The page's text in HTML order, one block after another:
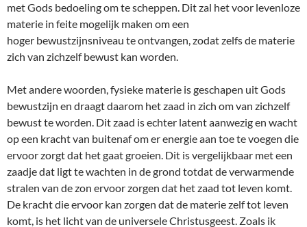
met Gods bedoeling om te scheppen. Dit zal het voor levenloze
materie in feite mogelijk maken om een
hoger bewustzijnsniveau te ontvangen, zodat zelfs de materie
zich van zichzelf bewust kan worden.
Met andere woorden, fysieke materie is geschapen uit Gods
bewustzijn en draagt daarom het zaad in zich om van zichzelf
bewust te worden. Dit zaad is echter latent aanwezig en wacht
op een kracht van buitenaf om er energie aan toe te voegen die
ervoor zorgt dat het gaat groeien. Dit is vergelijkbaar met een
zaadje dat ligt te wachten in de grond totdat de verwarmende
stralen van de zon ervoor zorgen dat het zaad tot leven komt.
De kracht die ervoor kan zorgen dat de materie zelf tot leven
komt, is het licht van de universele Christusgeest. Zoals ik